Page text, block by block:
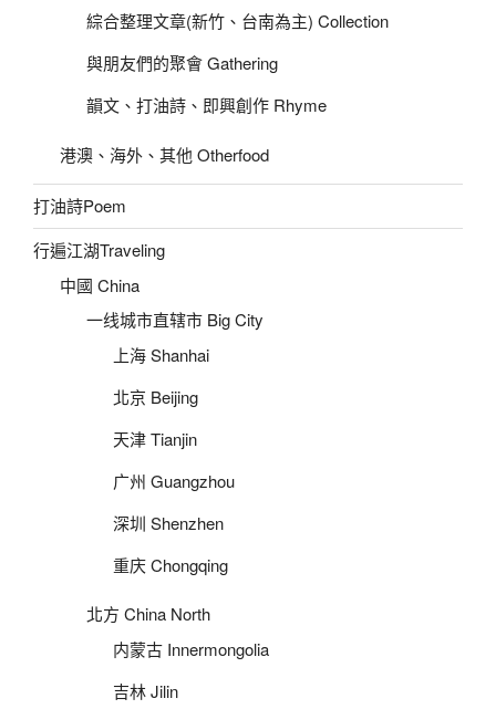
綜合整理文章(新竹、台南為主) Collection
與朋友們的聚會 Gathering
韻文、打油詩、即興創作 Rhyme
港澳、海外、其他 Otherfood
打油詩Poem
行遍江湖Traveling
中國 China
一线城市直辖市 Big City
上海 Shanhai
北京 Beijing
天津 Tianjin
广州 Guangzhou
深圳 Shenzhen
重庆 Chongqing
北方 China North
内蒙古 Innermongolia
吉林 Jilin